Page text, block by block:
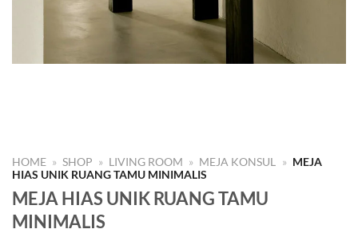
HOME » SHOP » LIVING ROOM » MEJA KONSUL » MEJA
HIAS UNIK RUANG TAMU MINIMALIS
MEJA HIAS UNIK RUANG TAMU
MINIMALIS